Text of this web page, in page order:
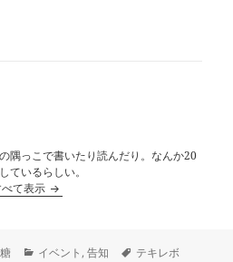
隅っこで書いたり読んだり。なんか20
ているらしい。
て表示
カ
イベント ,告知
タ
テキレボ